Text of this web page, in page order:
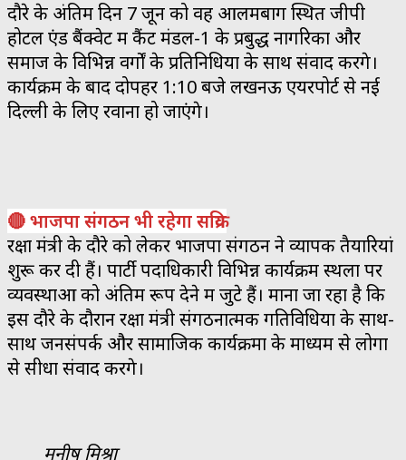
दौरे के अंतिम दिन 7 जून को वह आलमबाग स्थित जीपी
होटल एंड बैंक्वेट में कैंट मंडल-1 के प्रबुद्ध नागरिकों और
समाज के विभिन्न वर्गों के प्रतिनिधियों के साथ संवाद करेंगे।
कार्यक्रम के बाद दोपहर 1:10 बजे लखनऊ एयरपोर्ट से नई
दिल्ली के लिए रवाना हो जाएंगे।
🔴 भाजपा संगठन भी रहेगा सक्रिय
रक्षा मंत्री के दौरे को लेकर भाजपा संगठन ने व्यापक तैयारियां
शुरू कर दी हैं। पार्टी पदाधिकारी विभिन्न कार्यक्रम स्थलों पर
व्यवस्थाओं को अंतिम रूप देने में जुटे हैं। माना जा रहा है कि
इस दौरे के दौरान रक्षा मंत्री संगठनात्मक गतिविधियों के साथ-
साथ जनसंपर्क और सामाजिक कार्यक्रमों के माध्यम से लोगों
से सीधा संवाद करेंगे।
मनीष मिश्रा